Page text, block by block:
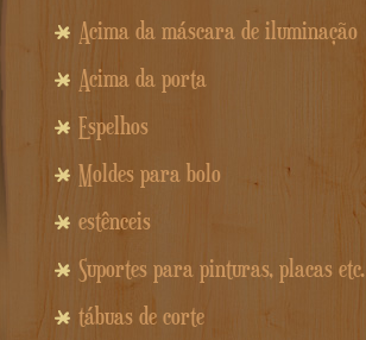
Acima da máscara de iluminação
Acima da porta
Espelhos
Moldes para bolo
estênceis
Suportes para pinturas, placas etc.
tábuas de corte